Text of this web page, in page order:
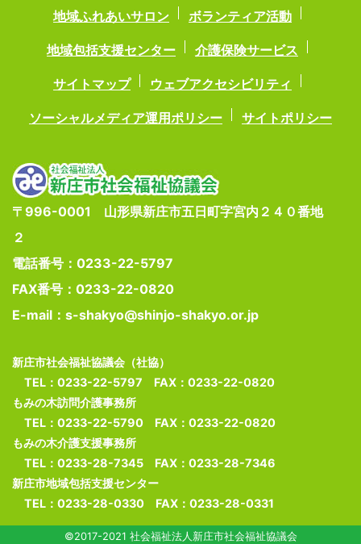
地域ふれあいサロン ボランティア活動
地域包括支援センター 介護保険サービス
サイトマップ ウェブアクセシビリティ
ソーシャルメディア運用ポリシー サイトポリシー
〒996-0001 山形県新庄市五日町字宮内２４０番地
２
電話番号：0233-22-5797
FAX番号：0233-22-0820
E-mail：s-shakyo@shinjo-shakyo.or.jp
新庄市社会福祉協議会（社協）
TEL：0233-22-5797 FAX：0233-22-0820
もみの木訪問介護事務所
TEL：0233-22-5790 FAX：0233-22-0820
もみの木介護支援事務所
TEL：0233-28-7345 FAX：0233-28-7346
新庄市地域包括支援センター
TEL：0233-28-0330 FAX：0233-28-0331
©2017-2021 社会福祉法人新庄市社会福祉協議会